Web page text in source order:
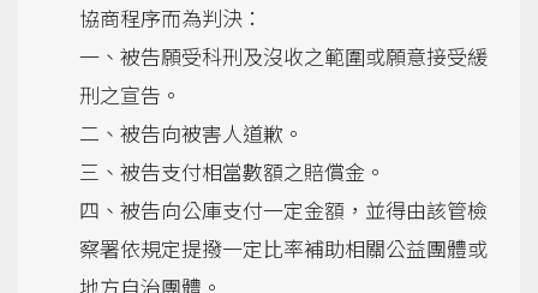
協商程序而為判決：
一、被告願受科刑及沒收之範圍或願意接受緩
刑之宣告。
二、被告向被害人道歉。
三、被告支付相當數額之賠償金。
四、被告向公庫支付一定金額，並得由該管檢
察署依規定提撥一定比率補助相關公益團體或
地方自治團體。